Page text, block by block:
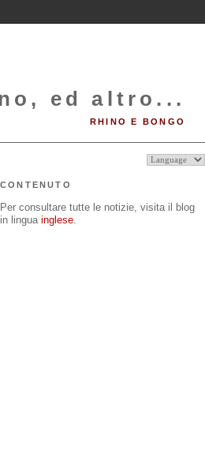
ed altro...
RHINO E BONGO
CONTENUTO
Per consultare tutte le notizie, visita il blog
in lingua inglese